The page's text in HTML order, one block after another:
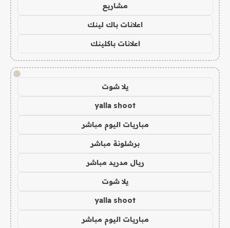
مشاريع
اعلانات باك لينك
اعلانات باكلينك
!
يلا شوت
yalla shoot
مباريات اليوم مباشر
برشلونة مباشر
ريال مدريد مباشر
يلا شوت
yalla shoot
مباريات اليوم مباشر